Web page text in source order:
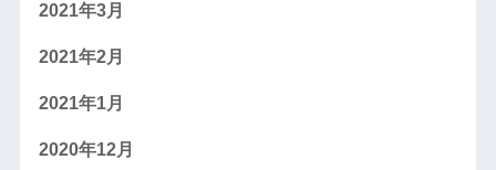
2021年3月
2021年2月
2021年1月
2020年12月